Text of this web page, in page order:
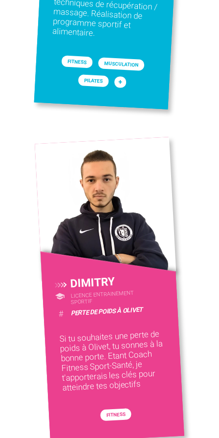
alimentaire.
FITNESS MUSCULATION
PILATES +
DIMITRY
LICENCE ENTRAINEMENT
SPORTIF
# PERTE DE POIDS À OLIVET
Si tu souhaites une perte de
poids à Olivet, tu sonnes à la
bonne porte. Etant Coach
Fitness Sport-Santé, je
t'apporterais les clés pour
atteindre tes objectifs
FITNESS